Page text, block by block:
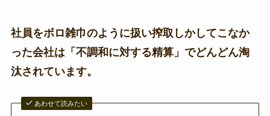
社員をボロ雑巾のように扱い搾取しかしてこなか
った会社は「不調和に対する精算」でどんどん淘
汰されています。
あわせて読みたい